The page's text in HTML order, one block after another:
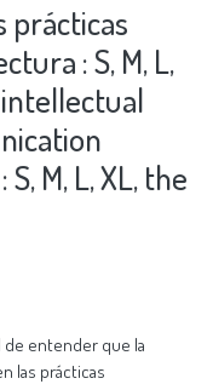
COMMUNITIES
&
COLLECTIONS
prácticas
: S, M, L,
M, L, XL, the
de entender que la
las prácticas